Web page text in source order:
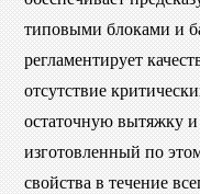
типовыми блоками и
регламентирует
отсутствие
остаточную вытяжку и
изготовленный по
свойства в течение